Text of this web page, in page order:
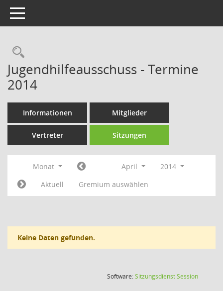
Toggle navigation
Rechercheauswahl
Jugendhilfeausschuss - Termine
2014
Informationen Mitglieder
Vertreter Sitzungen
Monat April
2014
Aktuell
Gremium auswählen
Keine Daten gefunden.
Software:SitzungsdienstSession(Wird in